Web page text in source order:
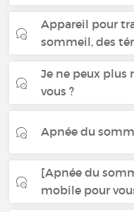
Appareil pour
sommeil, des
Je ne peux plus
vous ?
Apnée du
[Apnée du
mobile pour